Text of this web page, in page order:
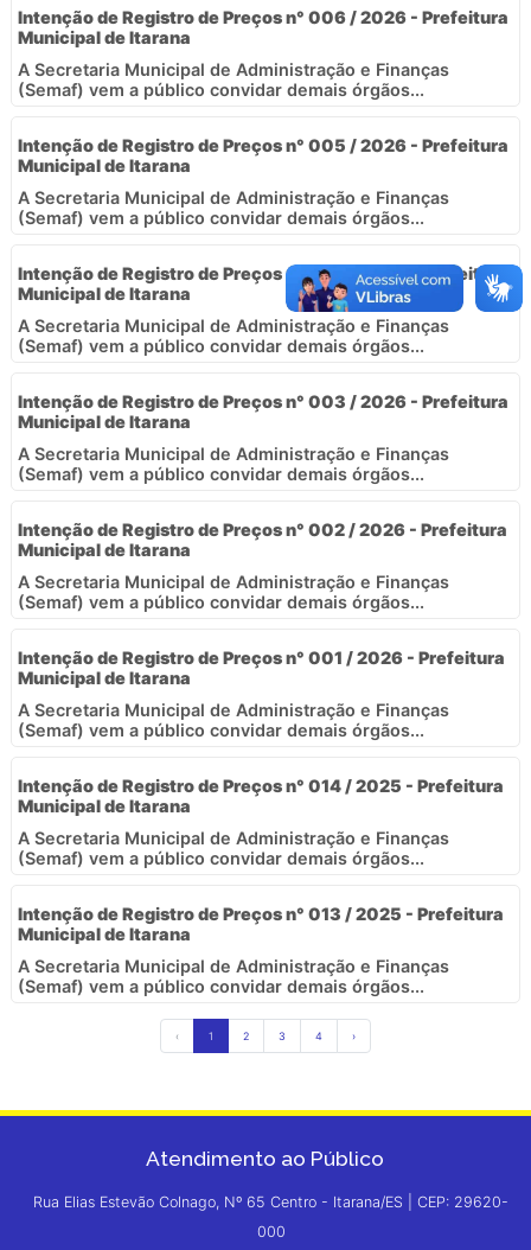
Intenção de Registro de Preços n° 006 / 2026 - Prefeitura
Municipal de Itarana
A Secretaria Municipal de Administração e Finanças
(Semaf) vem a público convidar demais órgãos...
Intenção de Registro de Preços n° 005 / 2026 - Prefeitura
Municipal de Itarana
A Secretaria Municipal de Administração e Finanças
(Semaf) vem a público convidar demais órgãos...
Intenção de Registro de Preços n° 004 / 2026 - Prefeitura
Municipal de Itarana
A Secretaria Municipal de Administração e Finanças
(Semaf) vem a público convidar demais órgãos...
Intenção de Registro de Preços n° 003 / 2026 - Prefeitura
Municipal de Itarana
A Secretaria Municipal de Administração e Finanças
(Semaf) vem a público convidar demais órgãos...
Intenção de Registro de Preços n° 002 / 2026 - Prefeitura
Municipal de Itarana
A Secretaria Municipal de Administração e Finanças
(Semaf) vem a público convidar demais órgãos...
Intenção de Registro de Preços n° 001 / 2026 - Prefeitura
Municipal de Itarana
A Secretaria Municipal de Administração e Finanças
(Semaf) vem a público convidar demais órgãos...
Intenção de Registro de Preços n° 014 / 2025 - Prefeitura
Municipal de Itarana
A Secretaria Municipal de Administração e Finanças
(Semaf) vem a público convidar demais órgãos...
Intenção de Registro de Preços n° 013 / 2025 - Prefeitura
Municipal de Itarana
A Secretaria Municipal de Administração e Finanças
(Semaf) vem a público convidar demais órgãos...
‹ 1 2 3 4 ›
Atendimento ao Público
Rua Elias Estevão Colnago, Nº 65 Centro - Itarana/ES | CEP: 29620-
000